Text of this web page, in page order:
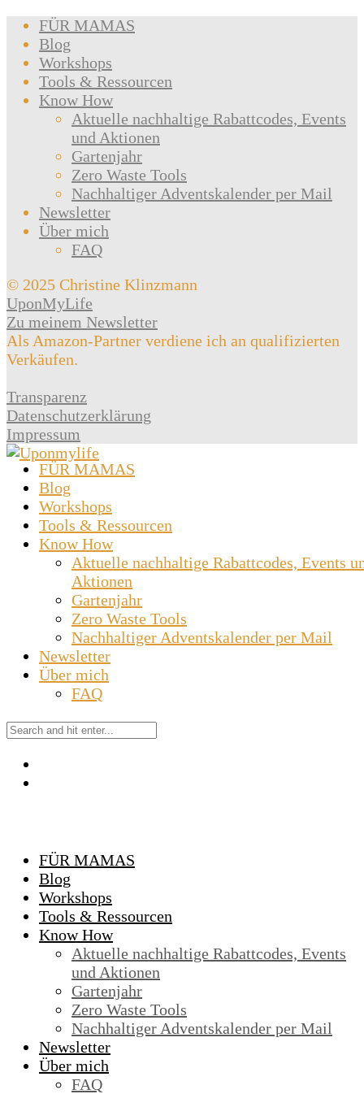
FÜR MAMAS
Blog
Workshops
Tools & Ressourcen
Know How
Aktuelle nachhaltige Rabattcodes, Events
und Aktionen
Gartenjahr
Zero Waste Tools
Nachhaltiger Adventskalender per Mail
Newsletter
Über mich
FAQ
© 2025 Christine Klinzmann
UponMyLife
Zu meinem Newsletter
Als Amazon-Partner verdiene ich an qualifizierten
Verkäufen.
Transparenz
Datenschutzerklärung
Impressum
FÜR MAMAS
Blog
Workshops
Tools & Ressourcen
Know How
Aktuelle nachhaltige Rabattcodes, Events
Aktionen
Gartenjahr
Zero Waste Tools
Nachhaltiger Adventskalender per Mail
Newsletter
Über mich
FAQ
FÜR MAMAS
Blog
Workshops
Tools & Ressourcen
Know How
Aktuelle nachhaltige Rabattcodes, Events
und Aktionen
Gartenjahr
Zero Waste Tools
Nachhaltiger Adventskalender per Mail
Newsletter
Über mich
FAQ